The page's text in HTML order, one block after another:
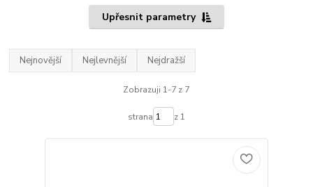
Upřesnit parametry
Nejnovější Nejlevnější Nejdražší
Zobrazuji 1-7 z 7
strana z 1